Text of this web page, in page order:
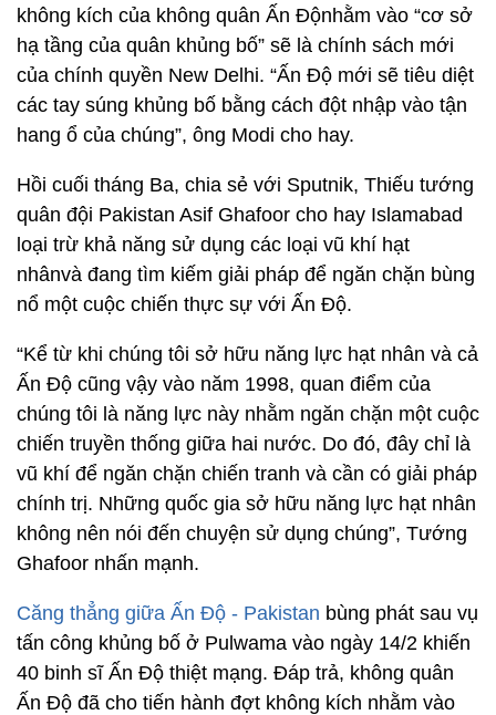
không kích của không quân Ấn Độnhằm vào “cơ sở
hạ tầng của quân khủng bố” sẽ là chính sách mới
của chính quyền New Delhi. “Ấn Độ mới sẽ tiêu diệt
các tay súng khủng bố bằng cách đột nhập vào tận
hang ổ của chúng”, ông Modi cho hay.
Hồi cuối tháng Ba, chia sẻ với Sputnik, Thiếu tướng
quân đội Pakistan Asif Ghafoor cho hay Islamabad
loại trừ khả năng sử dụng các loại vũ khí hạt
nhânvà đang tìm kiếm giải pháp để ngăn chặn bùng
nổ một cuộc chiến thực sự với Ấn Độ.
“Kể từ khi chúng tôi sở hữu năng lực hạt nhân và cả
Ấn Độ cũng vậy vào năm 1998, quan điểm của
chúng tôi là năng lực này nhằm ngăn chặn một cuộc
chiến truyền thống giữa hai nước. Do đó, đây chỉ là
vũ khí để ngăn chặn chiến tranh và cần có giải pháp
chính trị. Những quốc gia sở hữu năng lực hạt nhân
không nên nói đến chuyện sử dụng chúng”, Tướng
Ghafoor nhấn mạnh.
Căng thẳng giữa Ấn Độ - Pakistan bùng phát sau vụ
tấn công khủng bố ở Pulwama vào ngày 14/2 khiến
40 binh sĩ Ấn Độ thiệt mạng. Đáp trả, không quân
Ấn Độ đã cho tiến hành đợt không kích nhằm vào